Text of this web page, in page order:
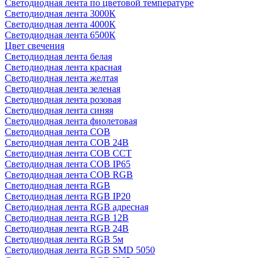
Светодиодная лента по цветовой температуре
Светодиодная лента 3000К
Светодиодная лента 4000К
Светодиодная лента 6500К
Цвет свечения
Светодиодная лента белая
Светодиодная лента красная
Светодиодная лента желтая
Светодиодная лента зеленая
Светодиодная лента розовая
Светодиодная лента синяя
Светодиодная лента фиолетовая
Светодиодная лента COB
Светодиодная лента COB 24В
Светодиодная лента COB CCT
Светодиодная лента COB IP65
Светодиодная лента COB RGB
Светодиодная лента RGB
Светодиодная лента RGB IP20
Светодиодная лента RGB адресная
Светодиодная лента RGB 12В
Светодиодная лента RGB 24В
Светодиодная лента RGB 5м
Светодиодная лента RGB SMD 5050